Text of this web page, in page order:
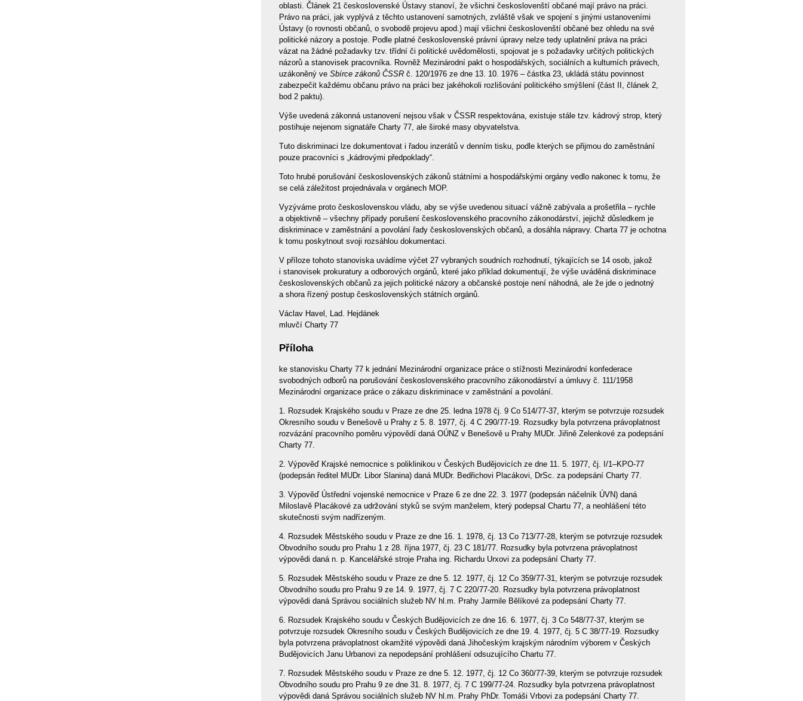
oblasti. Článek 21 československé Ústavy stanoví, že všichni českoslovenští občané mají právo na práci.
Právo na práci, jak vyplývá z těchto ustanovení samotných, zvláště však ve spojení s jinými ustanoveními
Ústavy (o rovnosti občanů, o svobodě projevu apod.) mají všichni českoslovenští občané bez ohledu na své
politické názory a postoje. Podle platné československé právní úpravy nelze tedy uplatnění práva na práci
vázat na žádné požadavky tzv. třídní či politické uvědomělosti, spojovat je s požadavky určitých politických
názorů a stanovisek pracovníka. Rovněž Mezinárodní pakt o hospodářských, sociálních a kulturních právech,
uzákoněný ve Sbírce zákonů ČSSR č. 120/1976 ze dne 13. 10. 1976 – částka 23, ukládá státu povinnost
zabezpečit každému občanu právo na práci bez jakéhokoli rozlišování politického smýšlení (část II, článek 2,
bod 2 paktu).
Výše uvedená zákonná ustanovení nejsou však v ČSSR respektována, existuje stále tzv. kádrový strop, který
postihuje nejenom signatáře Charty 77, ale široké masy obyvatelstva.
Tuto diskriminaci lze dokumentovat i řadou inzerátů v denním tisku, podle kterých se přijmou do zaměstnání
pouze pracovníci s „kádrovými předpoklady“.
Toto hrubé porušování československých zákonů státními a hospodářskými orgány vedlo nakonec k tomu, že
se celá záležitost projednávala v orgánech MOP.
Vyzýváme proto československou vládu, aby se výše uvedenou situací vážně zabývala a prošetřila – rychle
a objektivně – všechny případy porušení československého pracovního zákonodárství, jejichž důsledkem je
diskriminace v zaměstnání a povolání řady československých občanů, a dosáhla nápravy. Charta 77 je ochotna
k tomu poskytnout svoji rozsáhlou dokumentaci.
V příloze tohoto stanoviska uvádíme výčet 27 vybraných soudních rozhodnutí, týkajících se 14 osob, jakož
i stanovisek prokuratury a odborových orgánů, které jako příklad dokumentují, že výše uváděná diskriminace
československých občanů za jejich politické názory a občanské postoje není náhodná, ale že jde o jednotný
a shora řízený postup československých státních orgánů.
Václav Havel, Lad. Hejdánek
mluvčí Charty 77
Příloha
ke stanovisku Charty 77 k jednání Mezinárodní organizace práce o stížnosti Mezinárodní konfederace
svobodných odborů na porušování československého pracovního zákonodárství a úmluvy č. 111/1958
Mezinárodní organizace práce o zákazu diskriminace v zaměstnání a povolání.
1. Rozsudek Krajského soudu v Praze ze dne 25. ledna 1978 čj. 9 Co 514/77-37, kterým se potvrzuje rozsudek
Okresního soudu v Benešově u Prahy z 5. 8. 1977, čj. 4 C 290/77-19. Rozsudky byla potvrzena právoplatnost
rozvázání pracovního poměru výpovědí daná OÚNZ v Benešově u Prahy MUDr. Jiřině Zelenkové za podepsání
Charty 77.
2. Výpověď Krajské nemocnice s poliklinikou v Českých Budějovicích ze dne 11. 5. 1977, čj. I/1–KPO-77
(podepsán ředitel MUDr. Libor Slanina) daná MUDr. Bedřichovi Placákovi, DrSc. za podepsání Charty 77.
3. Výpověď Ústřední vojenské nemocnice v Praze 6 ze dne 22. 3. 1977 (podepsán náčelník ÚVN) daná
Miloslavě Placákové za udržování styků se svým manželem, který podepsal Chartu 77, a neohlášení této
skutečnosti svým nadřízeným.
4. Rozsudek Městského soudu v Praze ze dne 16. 1. 1978, čj. 13 Co 713/77-28, kterým se potvrzuje rozsudek
Obvodního soudu pro Prahu 1 z 28. října 1977, čj. 23 C 181/77. Rozsudky byla potvrzena právoplatnost
výpovědi daná n. p. Kancelářské stroje Praha ing. Richardu Urxovi za podepsání Charty 77.
5. Rozsudek Městského soudu v Praze ze dne 5. 12. 1977, čj. 12 Co 359/77-31, kterým se potvrzuje rozsudek
Obvodního soudu pro Prahu 9 ze 14. 9. 1977, čj. 7 C 220/77-20. Rozsudky byla potvrzena právoplatnost
výpovědi daná Správou sociálních služeb NV hl.m. Prahy Jarmile Bělíkové za podepsání Charty 77.
6. Rozsudek Krajského soudu v Českých Budějovicích ze dne 16. 6. 1977, čj. 3 Co 548/77-37, kterým se
potvrzuje rozsudek Okresního soudu v Českých Budějovicích ze dne 19. 4. 1977, čj. 5 C 38/77-19. Rozsudky
byla potvrzena právoplatnost okamžité výpovědi daná Jihočeským krajským národním výborem v Českých
Budějovicích Janu Urbanovi za nepodepsání prohlášení odsuzujícího Chartu 77.
7. Rozsudek Městského soudu v Praze ze dne 5. 12. 1977, čj. 12 Co 360/77-39, kterým se potvrzuje rozsudek
Obvodního soudu pro Prahu 9 ze dne 31. 8. 1977, čj. 7 C 199/77-24. Rozsudky byla potvrzena právoplatnost
výpovědi daná Správou sociálních služeb NV hl.m. Prahy PhDr. Tomáši Vrbovi za podepsání Charty 77.